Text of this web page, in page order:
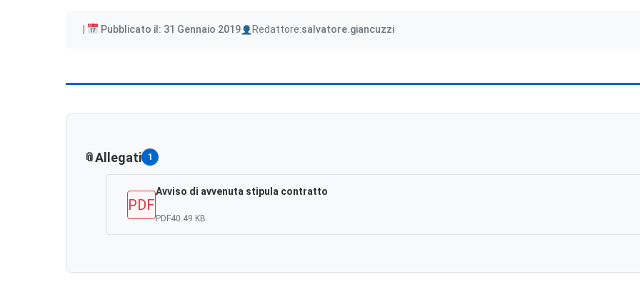
Pubblicato il: 31 Gennaio 2019 Redattore:
Author salvatore.giancuzzi
Allegati 1
PDF
Avviso di avvenuta stipula contratto
PDF40.49 KB